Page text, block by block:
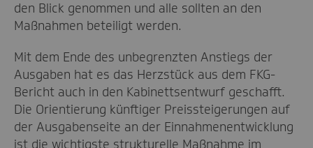
den Blick genommen und alle sollten an den
Maßnahmen beteiligt werden.
Mit dem Ende des unbegrenzten Anstiegs der
Ausgaben hat es das Herzstück aus dem FKG-
Bericht auch in den Kabinettsentwurf geschafft.
Die Orientierung künftiger Preissteigerungen auf
der Ausgabenseite an der Einnahmenentwicklung
ist die wichtigste strukturelle Maßnahme im